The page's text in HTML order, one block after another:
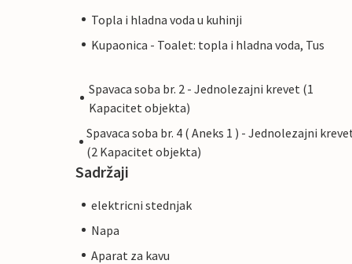
Topla i hladna voda u kuhinji
Kupaonica - Toalet: topla i hladna voda, Tus
Spavaca soba br. 2 - Jednolezajni krevet (1
Kapacitet objekta)
Spavaca soba br. 4 ( Aneks 1 ) - Jednolezajni
(2 Kapacitet objekta)
Sadržaji
elektricni stednjak
Napa
Aparat za kavu